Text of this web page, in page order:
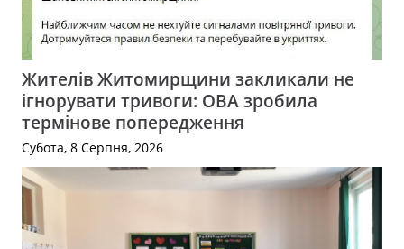
Жителів Житомирщини закликали не
ігнорувати тривоги: ОВА зробила
термінове попередження
Субота, 8 Серпня, 2026